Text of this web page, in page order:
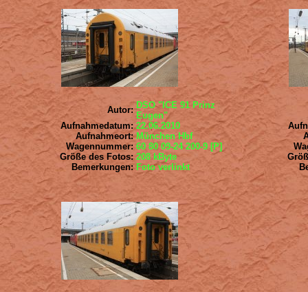
Autor: DSO "ICE 91 Prinz
Eugen"
Aufnahmedatum:22.06.2010
Aufnahmeort:München Hbf
Wagennummer: 60 80 09-24 200-9 [P]
Größe des Fotos: 208 kByte
Bemerkungen: Foto verlinkt